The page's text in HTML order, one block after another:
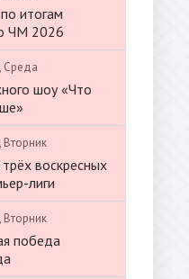
итогам
ЧМ 2026
Среда
шоу «Что
Вторник
воскресных
лиги
Вторник
победа